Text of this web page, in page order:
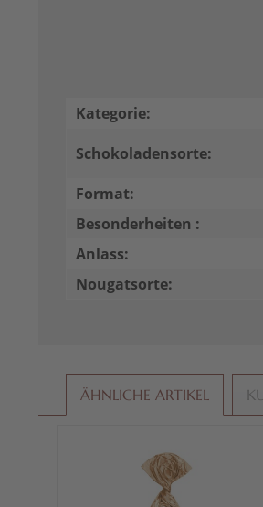
Kategorie:
Schokoladensorte:
Format:
Besonderheiten :
Anlass:
Nougatsorte:
ÄHNLICHE ARTIKEL